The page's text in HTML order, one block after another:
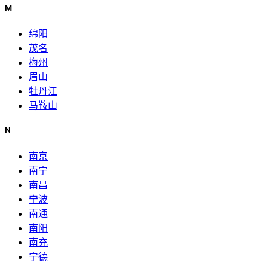
M
绵阳
茂名
梅州
眉山
牡丹江
马鞍山
N
南京
南宁
南昌
宁波
南通
南阳
南充
宁德